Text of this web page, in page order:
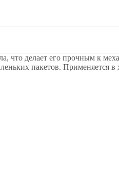
что делает его прочным к
пакетов. Применяется в